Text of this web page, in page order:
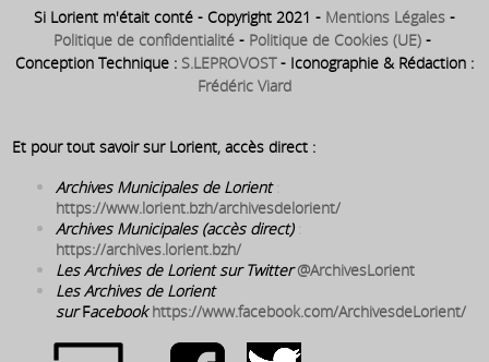
Si Lorient m'était conté - Copyright 2021 - Mentions Légales -
Politique de confidentialité - Politique de Cookies (UE) -
Conception Technique : S.LEPROVOST- Iconographie & Rédaction :
Frédéric Viard
Et pour tout savoir sur Lorient, accès direct :
Archives Municipales de Lorient
https://www.lorient.bzh/archivesdelorient/
Archives Municipales (accès direct):
https://archives.lorient.bzh/
Les Archives de Lorient sur Twitter @ArchivesLorient
Les Archives de Lorient
sur Facebook https://www.facebook.com/ArchivesdeLorient/